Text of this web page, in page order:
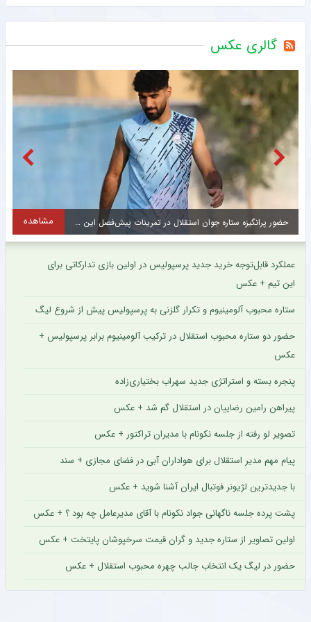
گالری عکس
حضور پرانگیزه ستاره جوان استقلال در تمرینات پیش‌فصل این تیم + عکس مشاهده
عملکرد قابل‌توجه خرید جدید پرسپولیس در اولین بازی تدارکاتی برای
این تیم + عکس
ستاره محبوب آلومینیوم و تکرار گلزنی به پرسپولیس پیش از شروع لیگ
حضور دو ستاره محبوب استقلال در ترکیب آلومینیوم برابر پرسپولیس +
عکس
پنجره بسته و استراتژی جدید سهراب بختیاری‌زاده
پیراهن رامین رضاییان در استقلال گم شد + عکس
تصویر لو رفته از جلسه نکونام با مدیران تراکتور + عکس
پیام مهم مدیر استقلال برای هواداران آبی در فضای مجازی + سند
با جدیدترین لژیونر فوتبال ایران آشنا شوید + عکس
پشت پرده جلسه ناگهانی جواد نکونام با آقای مدیرعامل چه بود ؟ + عکس
اولین تصاویر از ستاره جدید و گران قیمت سرخپوشان پایتخت + عکس
حضور در لیگ یک انتخاب جالب چهره محبوب استقلال + عکس